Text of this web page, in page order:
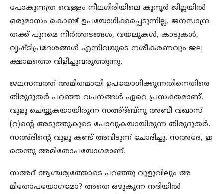
പോകുന്നത്ര വെള്ളം നീലഗിരിയിലെ കൂനൂര്‍ ജില്ലയില്‍
ഒരുമാസം കൊണ്ട് ഉപയോഗിക്കപ്പെടുന്നില്ല. ജനസാന്ദ്ര
തക്ക് പുറമെ നീര്‍ത്തടങ്ങള്‍, വയലുകള്‍, കാടുകള്‍,
വൃഷ്ടിപ്രദേശങ്ങള്‍ എന്നിവയുടെ നശീകരണവും ജല
ക്ഷാമത്തെ വിളിച്ചുവരുത്തുന്നു.
ജലസമ്പത്ത് അമിതമായി ഉപയോഗിക്കുന്നതിനെതിരെ
തിരുദൂതര്‍ പറഞ്ഞ വചനങ്ങള്‍ ഏറെ പ്രസക്തമാണ്.
വുളൂ ചെയ്യുകയായിരുന്ന സഅ്ദ്ബ്‌നു അബീ വഖാസ്
(റ)ന്റെ അടുത്തുകൂടെ പോവുകയായിരുന്ന തിരുദൂതര്‍.
സഅ്ദിന്റെ വുളൂ കണ്ട് അവിടുന്ന് ചോദിച്ചു. സഅദേ, ഇ
തെന്തു അമിതോപയോഗമാണ്.
സഅദ് ആശ്ചര്യത്തോടെ പറഞ്ഞു വുളൂവിലും അ
മിതോപയോഗമോ? അതെ ഒഴുകുന്ന നദിയില്‍